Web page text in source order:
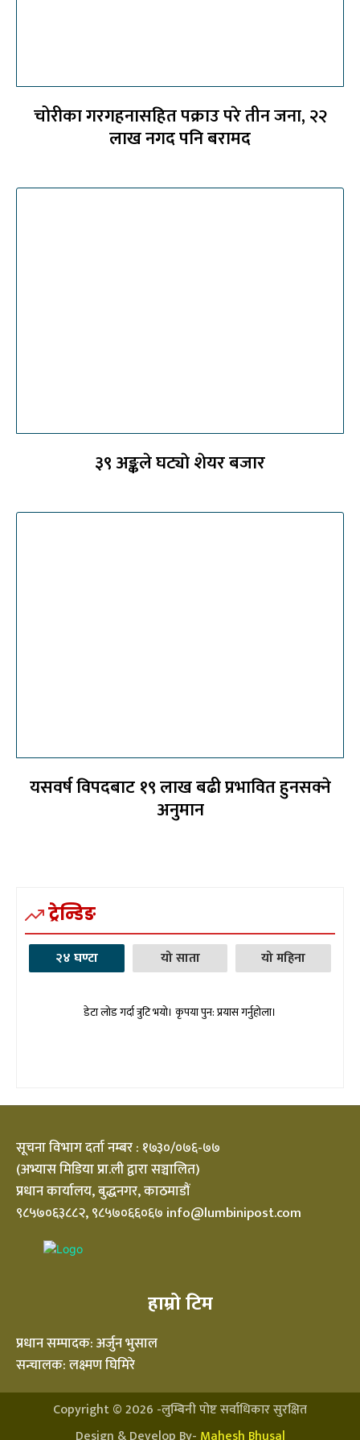
चोरीका गरगहनासहित पक्राउ परे तीन जना, २२
लाख नगद पनि बरामद
३९ अङ्कले घट्याे शेयर बजार
यसवर्ष विपदबाट १९ लाख बढी प्रभावित हुनसक्ने
अनुमान
ट्रेन्डिङ
२४ घण्टा यो साता यो महिना
डेटा लोड गर्दा त्रुटि भयो। कृपया पुन: प्रयास गर्नुहोला।
सूचना विभाग दर्ता नम्बर : १७३०/०७६-७७
(अभ्यास मिडिया प्रा.ली द्वारा सञ्चालित)
प्रधान कार्यालय, बुद्धनगर, काठमाडौं
९८५७०६३८८२, ९८५७०६६०६७ info@lumbinipost.com
हाम्रो टिम
प्रधान सम्पादक: अर्जुन भुसाल
सन्चालक: लक्ष्मण घिमिरे
Copyright ©2026 -लुम्बिनी पोष्ट सर्वाधिकार सुरक्षित